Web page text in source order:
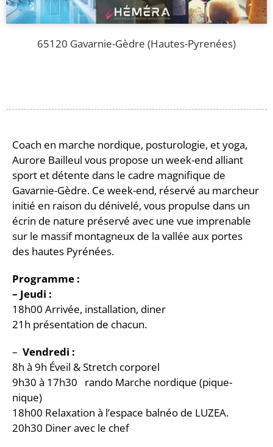
Coach en marche nordique, posturologie, et yoga,
Aurore Bailleul vous propose un week-end alliant
sport et détente dans le cadre magnifique de
Gavarnie-Gèdre. Ce week-end, réservé au marcheur
initié en raison du dénivelé, vous propulse dans un
écrin de nature préservé avec une vue imprenable
sur le massif montagneux de la vallée aux portes
des hautes Pyrénées.
Programme :
– Jeudi :
18h00 Arrivée, installation, diner
21h présentation de chacun.
– Vendredi :
8h à 9h Éveil & Stretch corporel
9h30 à 17h30 rando Marche nordique (pique-
nique)
18h00 Relaxation à l’espace balnéo de LUZEA.
20h30 Diner avec le chef
65120 Gavarnie-Gèdre (Hautes-Pyrenées)